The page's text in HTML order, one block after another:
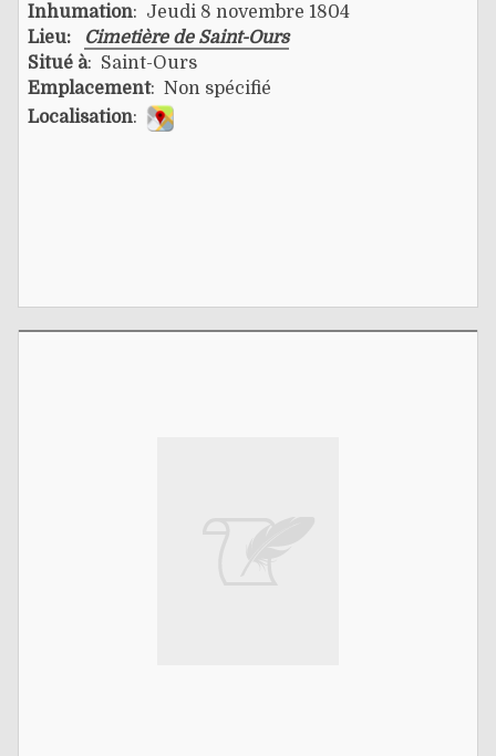
Inhumation: Jeudi 8 novembre 1804
Lieu:
Cimetière de Saint-Ours
Situé à: Saint-Ours
Emplacement: Non spécifié
Localisation: